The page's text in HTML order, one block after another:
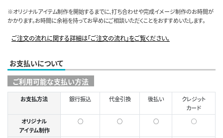
※オリジナルアイテム制作を開始するまでに、打ち合わせや完成イメージ制作のお時間が
かかります。お時間に余裕を持ってお早めにご相談いただくことをおすすめいたします。
ご注文の流れに関する詳細は「ご注文の流れ」をご覧ください。
お支払いについて
ご利用可能な支払い方法
お支払方法 銀行振込 代金引換 後払い
クレジット
カード
オリジナル
アイテム制作
○ ○ ○ ◯